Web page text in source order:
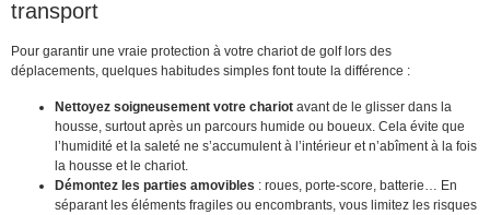
transport
Pour garantir une vraie protection à votre chariot de golf lors des
déplacements, quelques habitudes simples font toute la différence :
Nettoyez soigneusement votre chariot avant de le glisser dans la
housse, surtout après un parcours humide ou boueux. Cela évite que
l’humidité et la saleté ne s’accumulent à l’intérieur et n’abîment à la fois
la housse et le chariot.
Démontez les parties amovibles : roues, porte-score, batterie… En
séparant les éléments fragiles ou encombrants, vous limitez les risques